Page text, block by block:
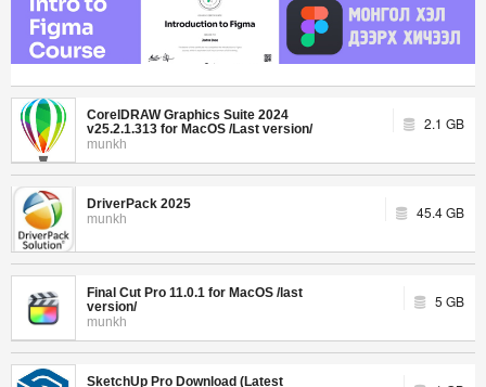
CorelDRAW Graphics Suite 2024
v25.2.1.313 for MacOS /Last version/
munkh
2.1 GB
DriverPack 2025
munkh
45.4 GB
Final Cut Pro 11.0.1 for MacOS /last
version/
munkh
5 GB
SketchUp Pro Download (Latest